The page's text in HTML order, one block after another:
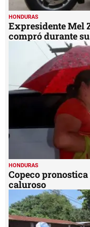
HONDURAS
Expresidente Mel
compró durante
HONDURAS
Copeco
caluroso